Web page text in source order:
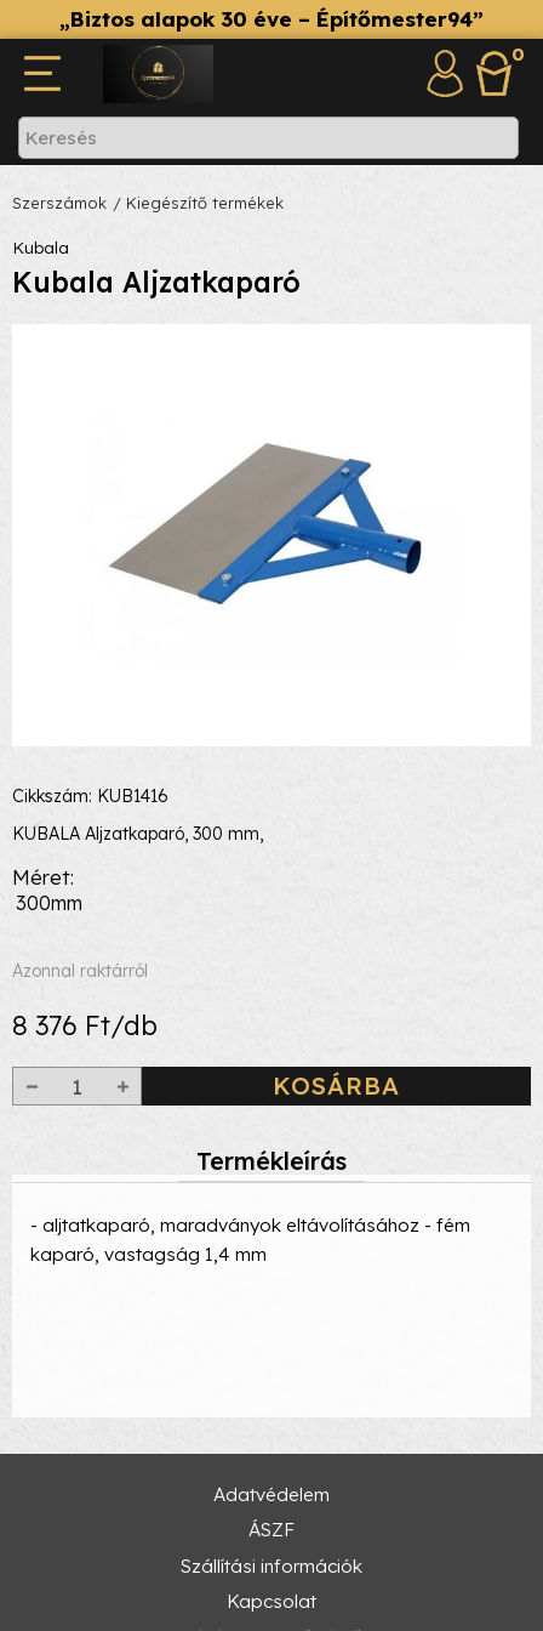
„Biztos alapok 30 éve – Építőmester94”
0
Szerszámok / Kiegészítő termékek
Kubala
Kubala Aljzatkaparó
Cikkszám: KUB1416
KUBALA Aljzatkaparó, 300 mm,
Méret
300mm
Azonnal raktárról
8 376 Ft/db
KOSÁRBA
Termékleírás
- aljtatkaparó, maradványok eltávolításához - fém
kaparó, vastagság 1,4 mm
Adatvédelem
ÁSZF
Szállítási információk
Kapcsolat